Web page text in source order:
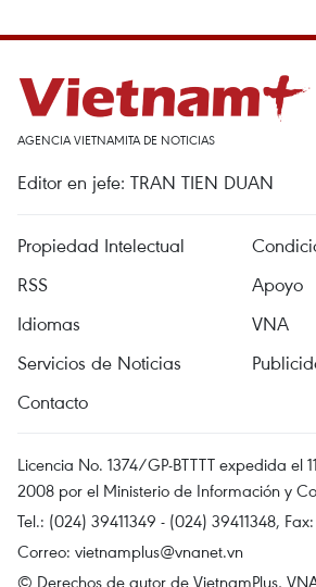
AGENCIA VIETNAMITA DE NOTICIAS
Editor en jefe: TRAN TIEN DUAN
Propiedad Intelectual
RSS
Apoyo
Idiomas
VNA
Servicios de Noticias
Contacto
Licencia No. 1374/GP-BTTTT expedida el
2008 por el Ministerio de Información y
Tel.: (024) 39411349 - (024) 39411348,
Correo: vietnamplus@vnanet.vn
© Derechos de autor de VietnamPlus,